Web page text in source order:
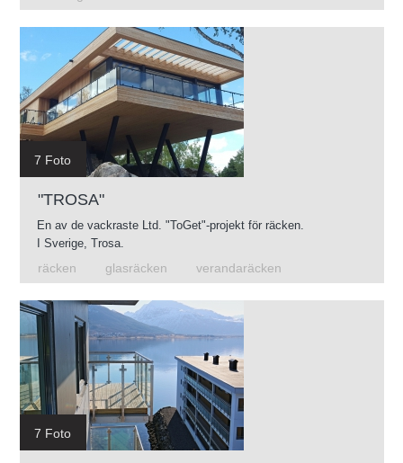
7 Foto
"TROSA"
En av de vackraste Ltd. "ToGet"-projekt för räcken.
I Sverige, Trosa.
räcken
glasräcken verandaräcken
7 Foto